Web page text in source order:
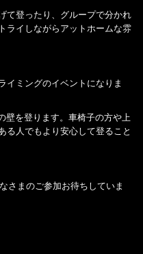
て登ったり、グループで分かれ
ライしながらアットホームな雰
イミングのイベントになりま
壁を登ります。車椅子の方や上
る人でもより安心して登ること
さまのご参加お待ちしていま